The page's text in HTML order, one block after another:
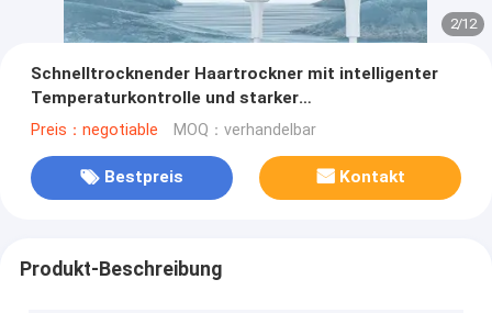
2/12
Schnelltrocknender Haartrockner mit intelligenter
Temperaturkontrolle und starker
Windgeschwindigkeit
Preis：negotiable MOQ：verhandelbar
Bestpreis Kontakt
Produkt-Beschreibung